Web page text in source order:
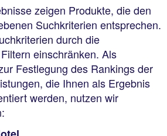
zeigen Produkte, die den
Suchkriterien entsprechen.
durch die
einschränken. Als
Festlegung des Rankings der
die Ihnen als Ergebnis
werden, nutzen wir